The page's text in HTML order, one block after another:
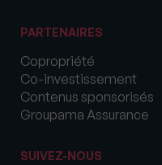
PARTENAIRES
Copropriété
Co-investissement
Contenus sponsorisés
Groupama Assurance
SUIVEZ-NOUS